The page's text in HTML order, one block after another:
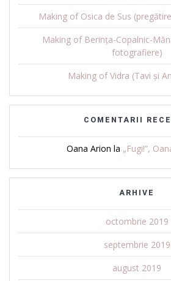
Making of Osica de Sus
Making of Berința-Copalnic-
fotografiere)
Making of Vidra (Tavi și
COMENTARII
Oana Arion la „Fugi!”,
ARHIVE
octombrie 2019
septembrie 2019
august 2019